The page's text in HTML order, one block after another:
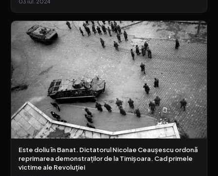
Este doliu în Banat. Dictatorul Nicolae Ceaușescu ordonă
reprimarea demonstraților de la Timișoara. Cad primele
victime ale Revoluției